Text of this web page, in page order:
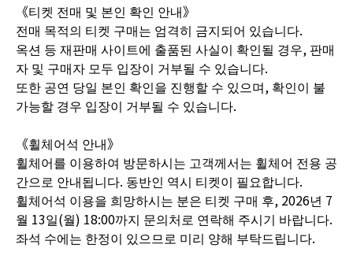
《티켓 전매 및 본인 확인 안내》
전매 목적의 티켓 구매는 엄격히 금지되어 있습니다.
옥션 등 재판매 사이트에 출품된 사실이 확인될 경우, 판매
자 및 구매자 모두 입장이 거부될 수 있습니다.
또한 공연 당일 본인 확인을 진행할 수 있으며, 확인이 불
가능할 경우 입장이 거부될 수 있습니다.
《휠체어석 안내》
휠체어를 이용하여 방문하시는 고객께서는 휠체어 전용 공
간으로 안내됩니다. 동반인 역시 티켓이 필요합니다.
휠체어석 이용을 희망하시는 분은 티켓 구매 후, 2026년 7
월 13일(월) 18:00까지 문의처로 연락해 주시기 바랍니다.
좌석 수에는 한정이 있으므로 미리 양해 부탁드립니다.